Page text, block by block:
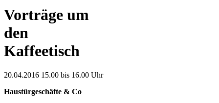
Vorträge um
den
Kaffeetisch
20.04.2016 15.00 bis 16.00 Uhr
Haustürgeschäfte & Co